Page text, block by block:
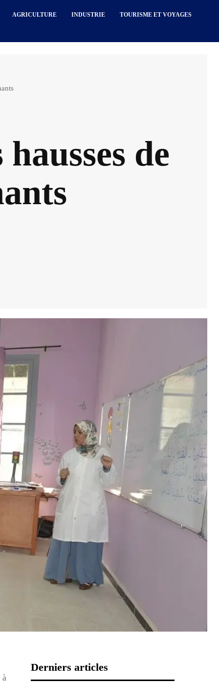
AGRICULTURE INDUSTRIE TOURISME ET VOYAGES
de
Derniers articles